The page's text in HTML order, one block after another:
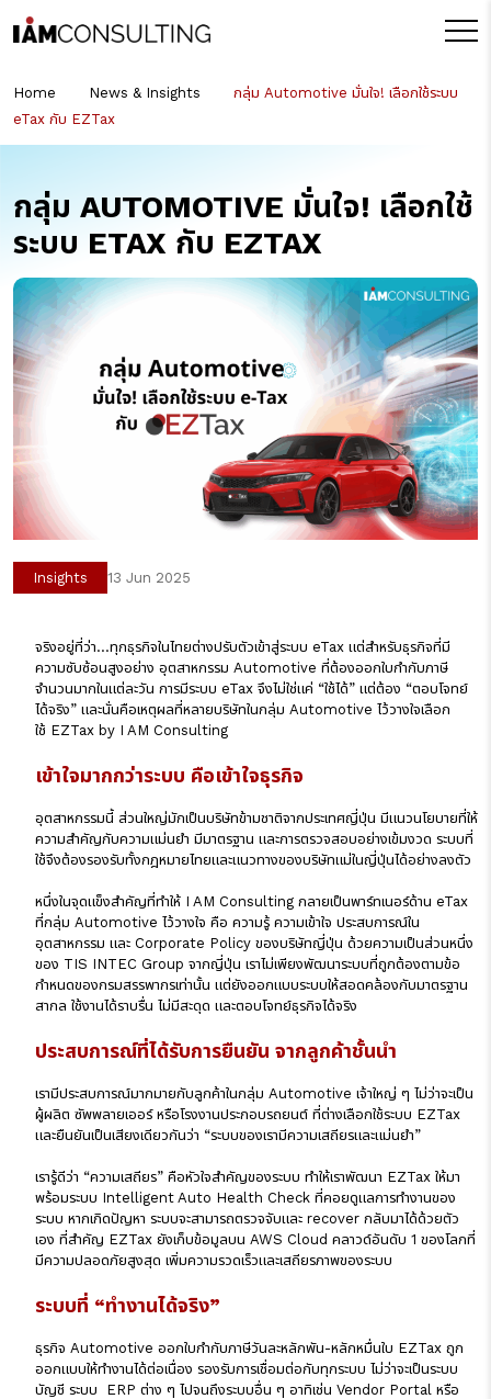
Home News & Insights
กลุ่ม Automotive มั่นใจ! เลือกใช้ระบบ
eTax กับ EZTax
กลุ่ม AUTOMOTIVE มั่นใจ! เลือกใช้
ระบบ ETAX กับ EZTAX
Insights 13 Jun 2025
จริงอยู่ที่ว่า…ทุกธุรกิจในไทยต่างปรับตัวเข้าสู่ระบบ eTax แต่สำหรับธุรกิจที่มี
ความซับซ้อนสูงอย่าง อุตสาหกรรม Automotive ที่ต้องออกใบกำกับภาษี
จำนวนมากในแต่ละวัน การมีระบบ eTax จึงไม่ใช่แค่ “ใช้ได้” แต่ต้อง “ตอบโจทย์
ได้จริง” และนั่นคือเหตุผลที่หลายบริษัทในกลุ่ม Automotive ไว้วางใจเลือก
ใช้ EZTax by I AM Consulting
เข้าใจมากกว่าระบบ คือเข้าใจธุรกิจ
อุตสาหกรรมนี้ ส่วนใหญ่มักเป็นบริษัทข้ามชาติจากประเทศญี่ปุ่น มีแนวนโยบายที่ให้
ความสำคัญกับความแม่นยำ มีมาตรฐาน และการตรวจสอบอย่างเข้มงวด ระบบที่
ใช้จึงต้องรองรับทั้งกฎหมายไทยและแนวทางของบริษัทแม่ในญี่ปุ่นได้อย่างลงตัว
หนึ่งในจุดแข็งสำคัญที่ทำให้ I AM Consulting กลายเป็นพาร์ทเนอร์ด้าน eTax
ที่กลุ่ม Automotive ไว้วางใจ คือ ความรู้ ความเข้าใจ ประสบการณ์ใน
อุตสาหกรรม และ Corporate Policy ของบริษัทญี่ปุ่น ด้วยความเป็นส่วนหนึ่ง
ของ TIS INTEC Group จากญี่ปุ่น เราไม่เพียงพัฒนาระบบที่ถูกต้องตามข้อ
กำหนดของกรมสรรพากรเท่านั้น แต่ยังออกแบบระบบให้สอดคล้องกับมาตรฐาน
สากล ใช้งานได้ราบรื่น ไม่มีสะดุด และตอบโจทย์ธุรกิจได้จริง
ประสบการณ์ที่ได้รับการยืนยัน จากลูกค้าชั้นนำ
เรามีประสบการณ์มากมายกับลูกค้าในกลุ่ม Automotive เจ้าใหญ่ ๆ ไม่ว่าจะเป็น
ผู้ผลิต ซัพพลายเออร์ หรือโรงงานประกอบรถยนต์ ที่ต่างเลือกใช้ระบบ EZTax
และยืนยันเป็นเสียงเดียวกันว่า “ระบบของเรามีความเสถียรและแม่นยำ”
เรารู้ดีว่า “ความเสถียร” คือหัวใจสำคัญของระบบ ทำให้เราพัฒนา EZTax ให้มา
พร้อมระบบ Intelligent Auto Health Check ที่คอยดูแลการทำงานของ
ระบบ หากเกิดปัญหา ระบบจะสามารถตรวจจับและ recover กลับมาได้ด้วยตัว
เอง ที่สำคัญ EZTax ยังเก็บข้อมูลบน AWS Cloud คลาวด์อันดับ 1 ของโลกที่
มีความปลอดภัยสูงสุด เพิ่มความรวดเร็วและเสถียรภาพของระบบ
ระบบที่ “ทำงานได้จริง”
ธุรกิจ Automotive ออกใบกำกับภาษีวันละหลักพัน-หลักหมื่นใบ EZTax ถูก
ออกแบบให้ทำงานได้ต่อเนื่อง รองรับการเชื่อมต่อกับทุกระบบ ไม่ว่าจะเป็นระบบ
บัญชี ระบบ ERP ต่าง ๆ ไปจนถึงระบบอื่น ๆ อาทิเช่น Vendor Portal หรือ